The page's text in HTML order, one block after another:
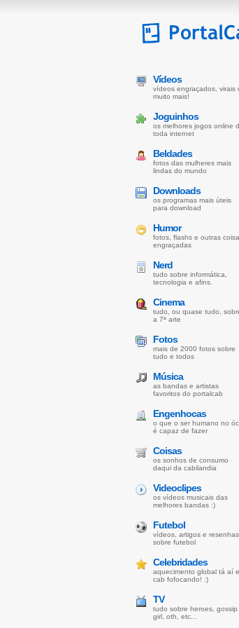
Vídeos
vídeos engraçados, virais
muito mais!
Joguinhos
os melhores jogos online
toda internet
Beldades
fotos das mulheres mais
lindas do mundo
Downloads
os programas mais úteis
para download
Humor
fotos, flashs e outras
engraçadas
Nerd
tudo sobre informática,
tecnologia e afins.
Cinema
tudo, ou quase tudo,
a 7ª arte
Fotos
mais de 2000 fotos sobre
tudo e todos
Música
as bandas e artistas
favoritos do portalcab
Engenhocas
o que o ser humano no
é capaz de fazer
Coisas
os sonhos de consumo
daqui da cabilandia
Videoclipes
os vídeos musicais das
melhores bandas :)
Futebol
vídeos, artigos e resenhas
sobre futebol
Celebridades
aquecimento global tá aí e
cab fofocando! :)
TV
tudo sobre heroes, gossip
girl, oth, etc...